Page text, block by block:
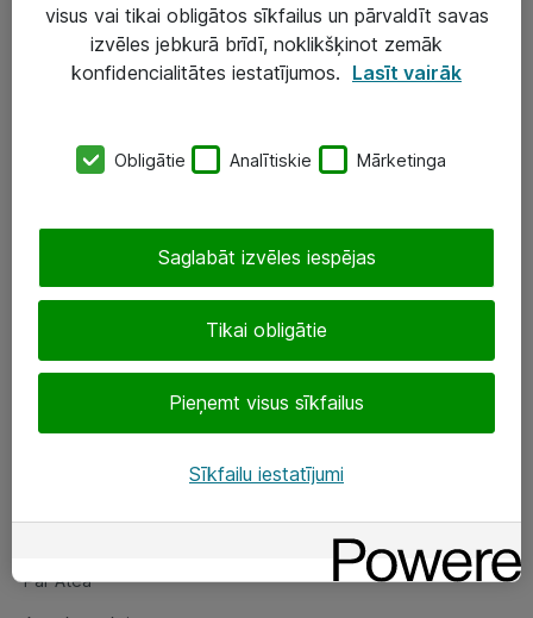
Darba vietu IT risinājumi
Serveri un datu centri
SIA „ATEA”
eShop@atea.lv
Sekojiet mums
Par Atea
Par Atea
visus vai tikai obligātos sīkfailus un pārvaldīt savas
izvēles jebkurā brīdī, noklikšķinot zemāk
konfidencialitātes iestatījumos. Lasīt vairāk
Obligātie Analītiskie Mārketinga
Tikai obligātie
Pieņemt visus sīkfailus
Saglabāt izvēles iespējas
Sīkfailu iestatījumi